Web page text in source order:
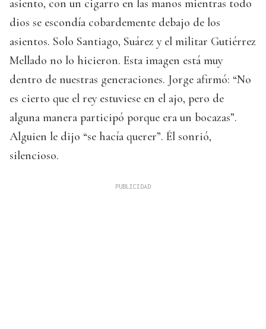
asiento, con un cigarro en las manos mientras todo
dios se escondía cobardemente debajo de los
asientos. Solo Santiago, Suárez y el militar Gutiérrez
Mellado no lo hicieron. Esta imagen está muy
dentro de nuestras generaciones. Jorge afirmó: “No
es cierto que el rey estuviese en el ajo, pero de
alguna manera participó porque era un bocazas”.
Alguien le dijo “se hacía querer”. Él sonrió,
silencioso.